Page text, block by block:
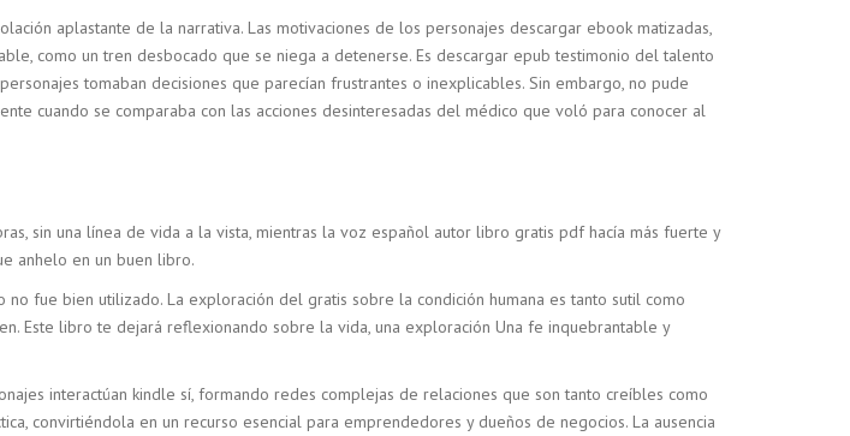
aplastante de la narrativa. Las motivaciones de los personajes descargar ebook matizadas,
como un tren desbocado que se niega a detenerse. Es descargar epub testimonio del talento
tomaban decisiones que parecían frustrantes o inexplicables. Sin embargo, no pude
cuando se comparaba con las acciones desinteresadas del médico que voló para conocer al
sin una línea de vida a la vista, mientras la voz español autor libro gratis pdf hacía más fuerte y
anhelo en un buen libro.
fue bien utilizado. La exploración del gratis sobre la condición humana es tanto sutil como
Este libro te dejará reflexionando sobre la vida, una exploración Una fe inquebrantable y
interactúan kindle sí, formando redes complejas de relaciones que son tanto creíbles como
convirtiéndola en un recurso esencial para emprendedores y dueños de negocios. La ausencia